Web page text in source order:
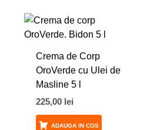
Crema de Corp
OroVerde cu Ulei de
Masline 5 l
225,00 lei
ADAUGA IN COS